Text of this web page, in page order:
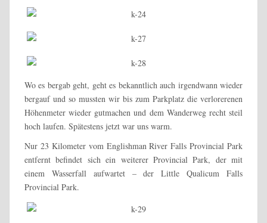
Wo es bergab geht, geht es bekanntlich auch irgendwann wieder
bergauf und so mussten wir bis zum Parkplatz die verlorerenen
Höhenmeter wieder gutmachen und dem Wanderweg recht steil
hoch laufen. Spätestens jetzt war uns warm.
Nur 23 Kilometer vom Englishman River Falls Provincial Park
entfernt befindet sich ein weiterer Provincial Park, der mit
einem Wasserfall aufwartet – der Little Qualicum Falls
Provincial Park.